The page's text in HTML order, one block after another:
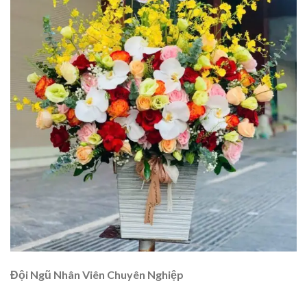
Đội Ngũ Nhân Viên Chuyên Nghiệp